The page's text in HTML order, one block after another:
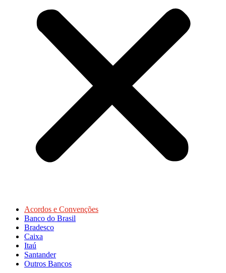
Acordos e Convenções
Banco do Brasil
Bradesco
Caixa
Itaú
Santander
Outros Bancos